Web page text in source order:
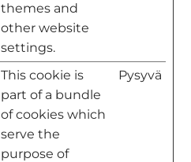
themes and
other website
settings.
This cookie is
part of a bundle
of cookies which
serve the
purpose of
Pysyvä